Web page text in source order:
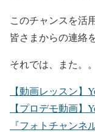
このチャンスを活
皆さまからの連絡
それでは、また。。
【動画レッスン】
【プロデモ動画】
『フォトチャンネ